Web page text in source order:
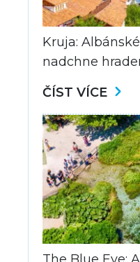
Kruja:
nadchne
ČÍST VÍCE